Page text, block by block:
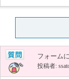
フォーム
投稿者: